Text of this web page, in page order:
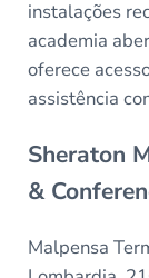
instalações
academia
oferece
assistência
Sheraton
&
Malpensa